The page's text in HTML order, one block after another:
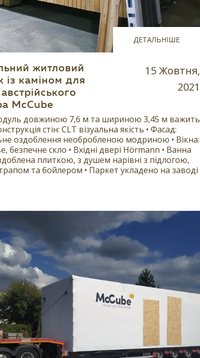
ДЕТАЛЬНІШЕ
житловий
із каміном для
McCube
15 Жовтня,
2021
довжиною 7,6 м та шириною 3,45 м важить
стін: CLT візуальна якість • Фасад:
оздоблення необробленою модриною • Вікна:
безпечне скло • Вхідні двері Hörmann • Ванна
плиткою, з душем нарівні з підлогою,
та бойлером • Паркет укладено на заводі